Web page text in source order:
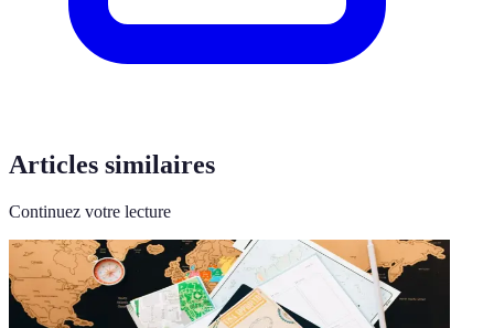
Articles similaires
Continuez votre lecture